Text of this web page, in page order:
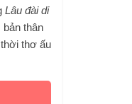
Lâu đài di
bản thân
thơ ấu